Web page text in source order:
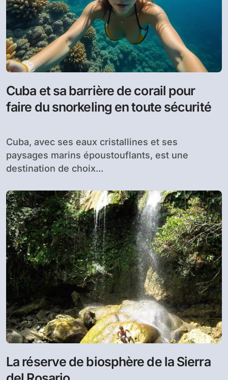
Cuba et sa barrière de corail pour
faire du snorkeling en toute sécurité
Cuba, avec ses eaux cristallines et ses
paysages marins époustouflants, est une
destination de choix...
La réserve de biosphère de la Sierra